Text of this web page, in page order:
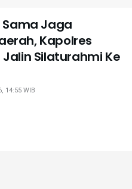
Sama Jaga
Kapolres
Silaturahmi Ke
14:55 WIB